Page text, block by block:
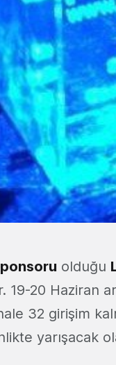
olduğu
19-20 Haziran
32 girişim
yarışacak